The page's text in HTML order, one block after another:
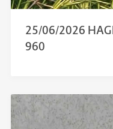
25/06/2026
960